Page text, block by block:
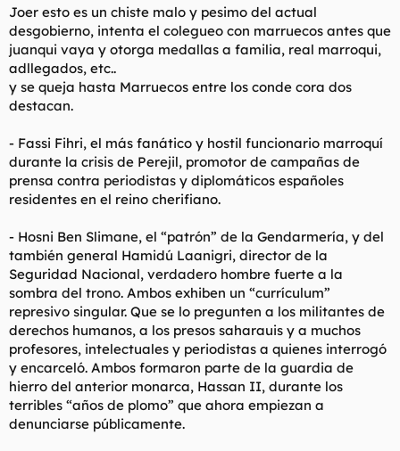
r
e
l
t
e
m
n
c
i
o
Joer esto es un chiste malo y pesimo del actual
desgobierno, intenta el colegueo con marruecos antes que
juanqui vaya y otorga medallas a familia, real marroqui,
adllegados, etc..
y se queja hasta Marruecos entre los conde cora dos
destacan.
- Fassi Fihri, el más fanático y hostil funcionario marroquí
durante la crisis de Perejil, promotor de campañas de
prensa contra periodistas y diplomáticos españoles
residentes en el reino cherifiano.
- Hosni Ben Slimane, el “patrón” de la Gendarmería, y del
también general Hamidú Laanigri, director de la
Seguridad Nacional, verdadero hombre fuerte a la
sombra del trono. Ambos exhiben un “currículum”
represivo singular. Que se lo pregunten a los militantes de
derechos humanos, a los presos saharauis y a muchos
profesores, intelectuales y periodistas a quienes interrogó
y encarceló. Ambos formaron parte de la guardia de
hierro del anterior monarca, Hassan II, durante los
terribles “años de plomo” que ahora empiezan a
denunciarse públicamente.